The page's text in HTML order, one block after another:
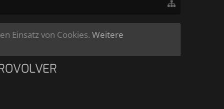
Einsatz von Cookies. Weitere